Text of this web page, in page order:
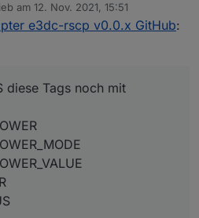
Objekte löscht und den
diese Tags noch mit
das E3DC zu steuern.
am 12. Nov. 2021, 15:51
editiert von
e3dc-rscp v0.0.x GitHub:
diese Tags noch mit